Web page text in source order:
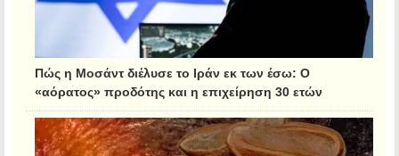
Πώς η Μοσάντ διέλυσε το Ιράν εκ των έσω: Ο
«αόρατος» προδότης και η επιχείρηση 30 ετών